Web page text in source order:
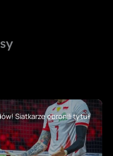
Siatkarze obronili tytuł